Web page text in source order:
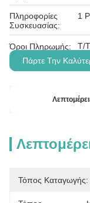
Πληροφορίες
Συσκευασίας:
1
Όροι Πληρωμής:
T/
Πάρτε Την
Τόπος Καταγωγής: